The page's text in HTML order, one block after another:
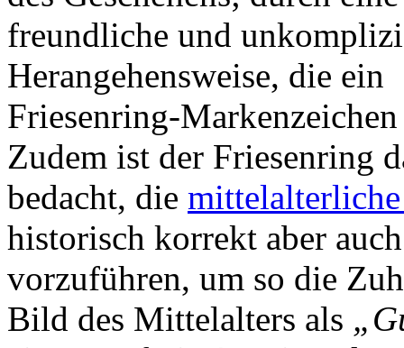
freundliche und
Herangehensweise, die ein
Friesenring-
Zudem ist der Friesenring
bedacht, die
historisch korrekt aber
vorzuführen, um so die
Bild des Mittelalters als